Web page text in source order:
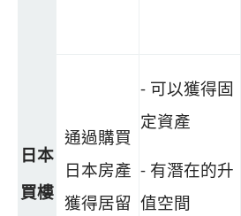
日本
買樓
通過購買
日本房產
獲得居留
- 可以獲得固
定資產
- 有潛在的升
值空間